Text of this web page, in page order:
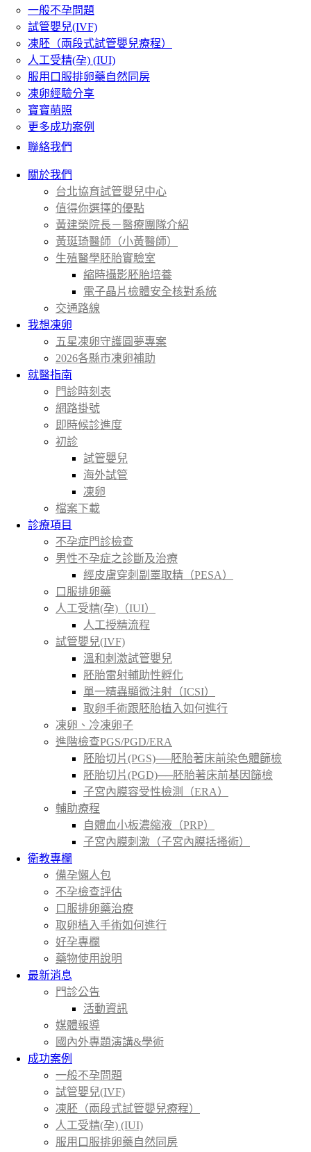
一般不孕問題
試管嬰兒(IVF)
凍胚（兩段式試管嬰兒療程）
人工受精(孕) (IUI)
服用口服排卵藥自然同房
凍卵經驗分享
寶寶萌照
更多成功案例
聯絡我們
關於我們
台北協育試管嬰兒中心
值得你選擇的優點
黃建榮院長－醫療團隊介紹
黃珽琦醫師（小黃醫師）
生殖醫學胚胎實驗室
縮時攝影胚胎培養
電子晶片檢體安全核對系統
交通路線
我想凍卵
五星凍卵守護圓夢專案
2026各縣市凍卵補助
就醫指南
門診時刻表
網路掛號
即時候診進度
初診
試管嬰兒
海外試管
凍卵
檔案下載
診療項目
不孕症門診檢查
男性不孕症之診斷及治療
經皮膚穿刺副睪取精（PESA）
口服排卵藥
人工受精(孕)（IUI）
人工授精流程
試管嬰兒(IVF)
溫和刺激試管嬰兒
胚胎雷射輔助性孵化
單一精蟲顯微注射（ICSI）
取卵手術跟胚胎植入如何進行
凍卵、冷凍卵子
進階檢查PGS/PGD/ERA
胚胎切片(PGS)──胚胎著床前染色體篩檢
胚胎切片(PGD)──胚胎著床前基因篩檢
子宮內膜容受性檢測（ERA）
輔助療程
自體血小板濃縮液（PRP）
子宮內膜刺激（子宮內膜括搔術）
衛教專欄
備孕懶人包
不孕檢查評估
口服排卵藥治療
取卵植入手術如何進行
好孕專欄
藥物使用說明
最新消息
門診公告
活動資訊
媒體報導
國內外專題演講&學術
成功案例
一般不孕問題
試管嬰兒(IVF)
凍胚（兩段式試管嬰兒療程）
人工受精(孕) (IUI)
服用口服排卵藥自然同房